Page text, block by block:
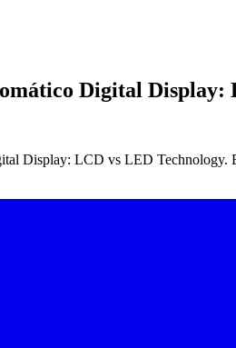
Digital Display:
Display: LCD vs LED Technology.